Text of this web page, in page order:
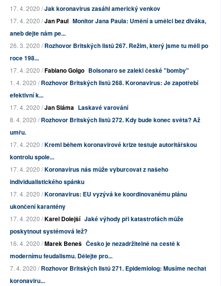
17. 4. 2020 /Jak koronavirus zasáhl americký venkov
17. 4. 2020 /Jan Paul Monitor Jana Paula: Umění a umělci bez diváka,
aneb dejte nám pe...
26. 3. 2020 /Rozhovor Britských listů 267. Režim, který jsme tu měli po
roce 198...
17. 4. 2020 /Fabiano Golgo Bolsonaro se zalekl české "bomby"
1. 4. 2020 /Rozhovor Britských listů 268. Koronavirus: Je zapotřebí
efektivní k...
17. 4. 2020 /Jan Sláma Laskavé varování
8. 4. 2020 /Rozhovor Britských listů 272. Kdy bude konec světa? Až
umřu.
17. 4. 2020 /Kreml během koronavirové krize testuje autoritářskou
kontrolu spole...
17. 4. 2020 /Koronavirus nás může vyburcovat z našeho
individualistického spánku
17. 4. 2020 /Koronavirus: EU vyzývá ke koordinovanému plánu
ukončení karantény
17. 4. 2020 /Karel Dolejší Jaké výhody při katastrofách může
poskytnout systémová lež?
16. 4. 2020 /Marek Beneš Česko je nezadržitelně na cestě k
modernímu feudalismu. Dělejte pro...
7. 4. 2020 /Rozhovor Britských listů 271. Epidemiolog: Musíme nechat
koronaviru...